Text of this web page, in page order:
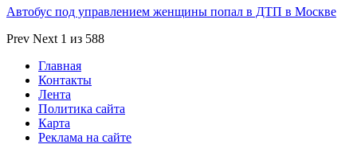
Автобус под управлением женщины попал в ДТП в Москве
Prev Next 1 из 588
Главная
Контакты
Лента
Политика сайта
Карта
Реклама на сайте